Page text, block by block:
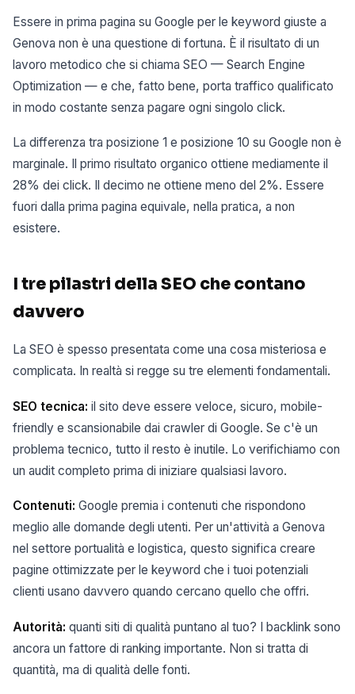
Essere in prima pagina su Google per le keyword giuste a
Genova non è una questione di fortuna. È il risultato di un
lavoro metodico che si chiama SEO — Search Engine
Optimization — e che, fatto bene, porta traffico qualificato
in modo costante senza pagare ogni singolo click.
La differenza tra posizione 1 e posizione 10 su Google non è
marginale. Il primo risultato organico ottiene mediamente il
28% dei click. Il decimo ne ottiene meno del 2%. Essere
fuori dalla prima pagina equivale, nella pratica, a non
esistere.
I tre pilastri della SEO che contano
davvero
La SEO è spesso presentata come una cosa misteriosa e
complicata. In realtà si regge su tre elementi fondamentali.
SEO tecnica: il sito deve essere veloce, sicuro, mobile-
friendly e scansionabile dai crawler di Google. Se c'è un
problema tecnico, tutto il resto è inutile. Lo verifichiamo con
un audit completo prima di iniziare qualsiasi lavoro.
Contenuti: Google premia i contenuti che rispondono
meglio alle domande degli utenti. Per un'attività a Genova
nel settore portualità e logistica, questo significa creare
pagine ottimizzate per le keyword che i tuoi potenziali
clienti usano davvero quando cercano quello che offri.
Autorità: quanti siti di qualità puntano al tuo? I backlink sono
ancora un fattore di ranking importante. Non si tratta di
quantità, ma di qualità delle fonti.